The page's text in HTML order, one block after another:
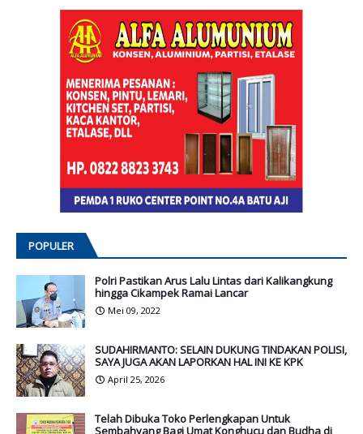
POPULER
Polri Pastikan Arus Lalu Lintas dari Kalikangkung
hingga Cikampek Ramai Lancar
Mei 09, 2022
SUDAHIRMANTO: SELAIN DUKUNG TINDAKAN POLISI,
SAYA JUGA AKAN LAPORKAN HAL INI KE KPK
April 25, 2026
Telah Dibuka Toko Perlengkapan Untuk
Sembahyang Bagi Umat Konghucu dan Budha di